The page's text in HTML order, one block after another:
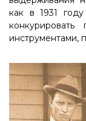
как в 1931
инструментами,